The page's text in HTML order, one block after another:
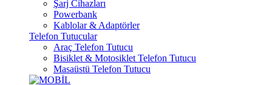
Şarj Cihazları
Powerbank
Kablolar & Adaptörler
Telefon Tutucular
Araç Telefon Tutucu
Bisiklet & Motosiklet Telefon Tutucu
Masaüstü Telefon Tutucu